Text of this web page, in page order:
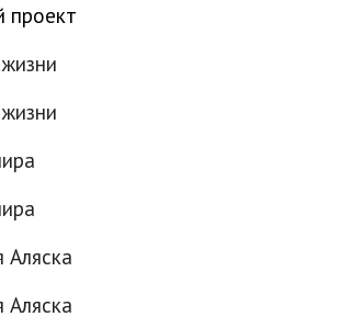
проект
Аляска
Аляска